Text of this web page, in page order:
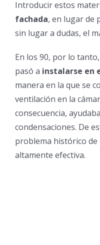
Introducir estos
fachada, en lugar de
sin lugar a dudas, el
En los 90, por lo
pasó a instalarse en
manera en la que se
ventilación en la
consecuencia,
condensaciones. De
problema histórico de
altamente efectiva.